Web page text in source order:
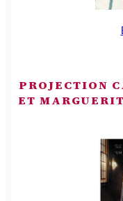
PROJECTION
ET